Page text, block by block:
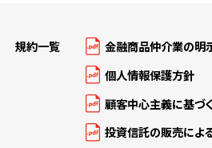
規約一覧
金融商品仲介業の明
個人情報保護方針
顧客中心主義に基づ
投資信託の販売によ